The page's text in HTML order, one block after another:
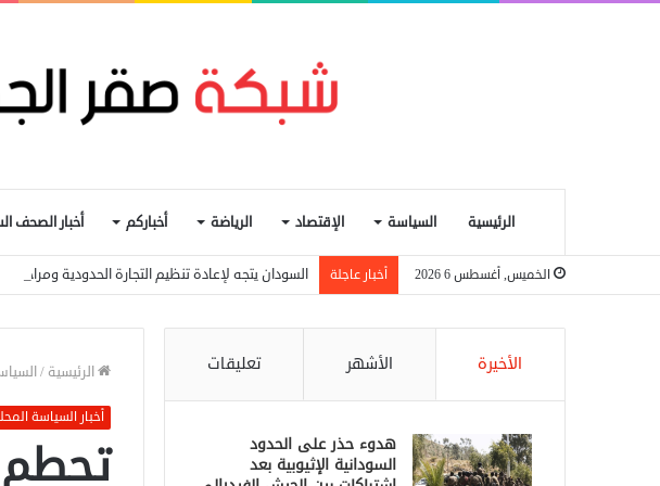
الرئيسية السياسة الإقتصاد الرياضة أخباركم أخبار الصحف
الخميس, أغسطس 6 2026 أخبار عاجلة السودان يتجه لإعادة تنظيم التجارة الحدودية ومراجعة
الرئيسية /
أخبار السياسة
الأخيرة الأشهر تعليقات
هدوء حذر على الحدود
السودانية الإثيوبية بعد